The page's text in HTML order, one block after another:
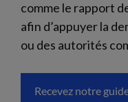
comme le rapport
afin d’appuyer la
ou des autorités